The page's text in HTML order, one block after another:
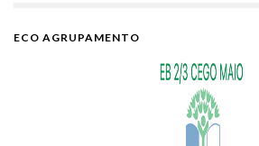
ECO AGRUPAMENTO